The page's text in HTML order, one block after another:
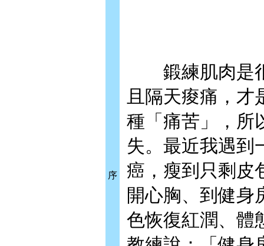
序
鍛練肌肉是很
且隔天痠痛，才
種「痛苦」，所
失。最近我遇到
癌，瘦到只剩皮
開心胸、到健身
色恢復紅潤、體